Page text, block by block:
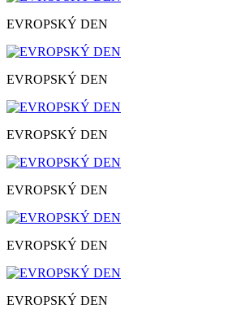
EVROPSKÝ DEN
EVROPSKÝ DEN
EVROPSKÝ DEN
EVROPSKÝ DEN
EVROPSKÝ DEN
EVROPSKÝ DEN